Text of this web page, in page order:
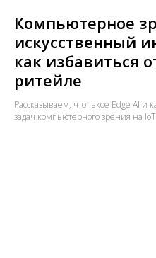
Компьютерное
искусственный
как избавиться
ритейле
Рассказываем, что такое Edge AI
задач компьютерного зрения на IoT